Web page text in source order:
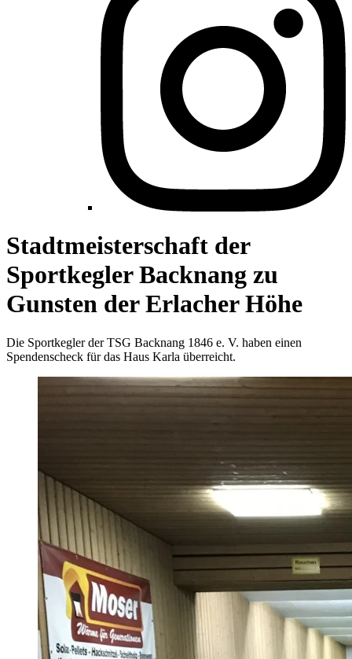
Stadtmeisterschaft der
Sportkegler Backnang zu
Gunsten der Erlacher Höhe
Die Sportkegler der TSG Backnang 1846 e. V. haben einen
Spendenscheck für das Haus Karla überreicht.